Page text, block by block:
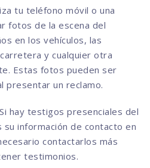
tu teléfono móvil o una
fotos de la escena del
en los vehículos, las
y cualquier otra
Estas fotos pueden ser
presentar un reclamo.
Si hay testigos presenciales del
su información de contacto en
contactarlos más
testimonios.